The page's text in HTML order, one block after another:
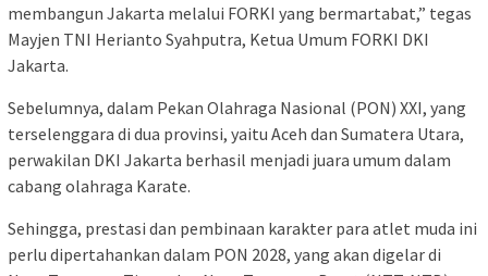
membangun Jakarta melalui FORKI yang bermartabat,” tegas
Mayjen TNI Herianto Syahputra, Ketua Umum FORKI DKI
Jakarta.
Sebelumnya, dalam Pekan Olahraga Nasional (PON) XXI, yang
terselenggara di dua provinsi, yaitu Aceh dan Sumatera Utara,
perwakilan DKI Jakarta berhasil menjadi juara umum dalam
cabang olahraga Karate.
Sehingga, prestasi dan pembinaan karakter para atlet muda ini
perlu dipertahankan dalam PON 2028, yang akan digelar di